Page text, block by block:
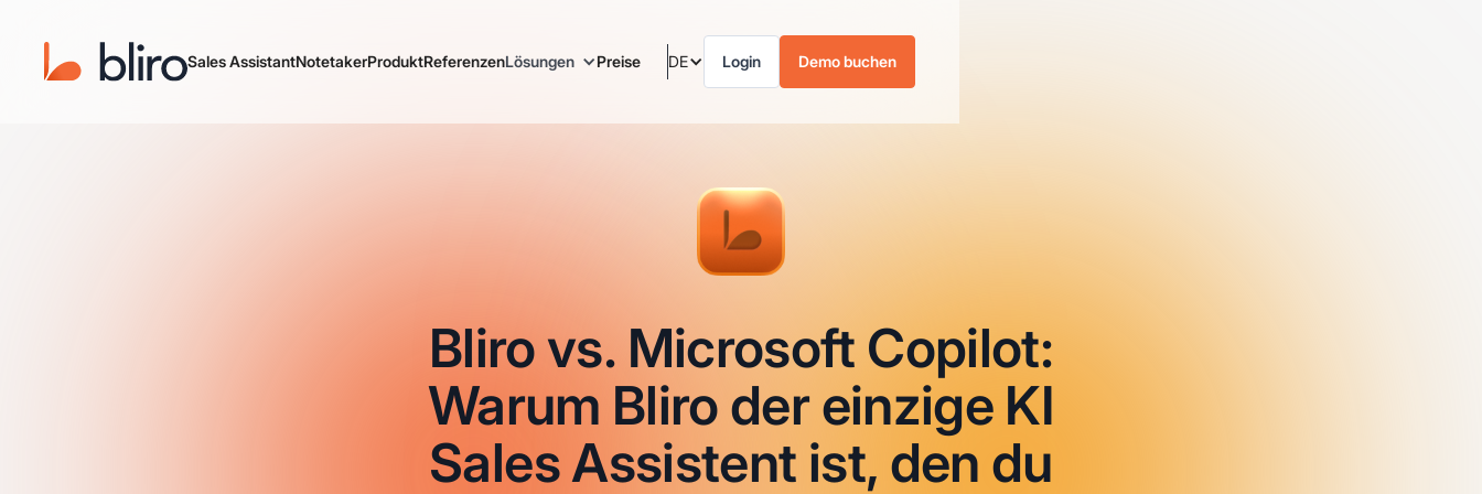
Sales AssistantNotetakerProduktReferenzenLösungen Preise DE Login Demo buchen
Bliro vs. Microsoft Copilot:
Warum Bliro der einzige KI
Sales Assistent ist, den du